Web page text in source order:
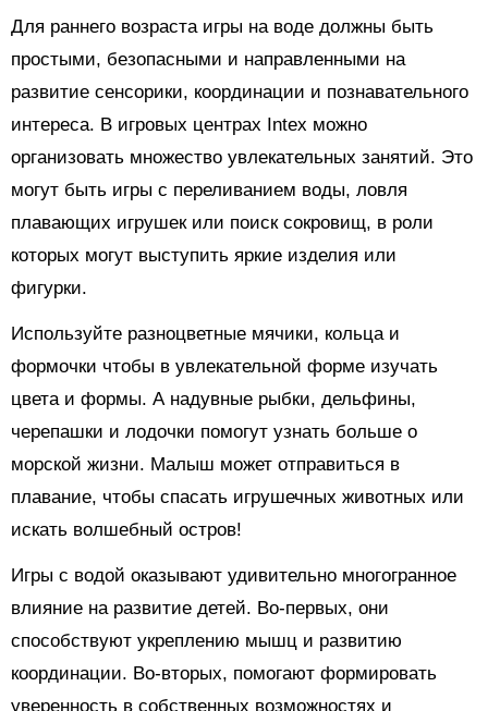
Для раннего возраста игры на воде должны быть
простыми, безопасными и направленными на
развитие сенсорики, координации и познавательного
интереса. В игровых центрах Intex можно
организовать множество увлекательных занятий. Это
могут быть игры с переливанием воды, ловля
плавающих игрушек или поиск сокровищ, в роли
которых могут выступить яркие изделия или
фигурки.
Используйте разноцветные мячики, кольца и
формочки чтобы в увлекательной форме изучать
цвета и формы. А надувные рыбки, дельфины,
черепашки и лодочки помогут узнать больше о
морской жизни. Малыш может отправиться в
плавание, чтобы спасать игрушечных животных или
искать волшебный остров!
Игры с водой оказывают удивительно многогранное
влияние на развитие детей. Во-первых, они
способствуют укреплению мышц и развитию
координации. Во-вторых, помогают формировать
уверенность в собственных возможностях и